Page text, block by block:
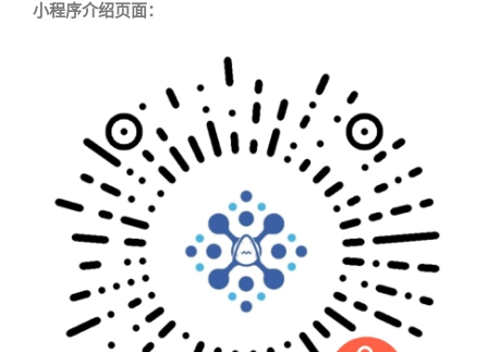
小程序介绍页面：